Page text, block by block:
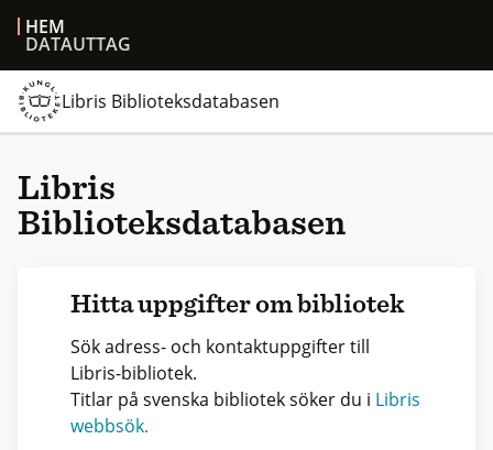
HEM
DATAUTTAG
Libris Biblioteksdatabasen
Libris
Biblioteksdatabasen
Hitta uppgifter om bibliotek
Sök adress- och kontaktuppgifter till
Libris-bibliotek.
Titlar på svenska bibliotek söker du i Libris
webbsök.